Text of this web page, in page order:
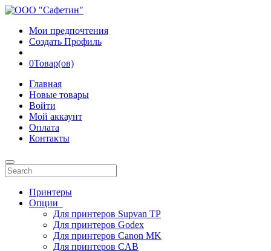
Мои предпочтения
Создать Профиль
0Товар(ов)
Главная
Новые товары
Войти
Мой аккаунт
Оплата
Контакты
Принтеры
Опции
Для принтеров Supvan TP
Для принтеров Godex
Для принтеров Canon MK
Для принтеров CAB